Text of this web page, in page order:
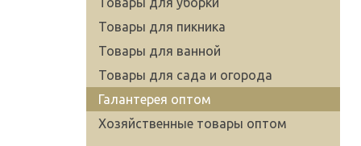
Товары для пикника
Товары для ванной
Товары для сада и огорода
Галантерея оптом
Хозяйственные товары оптом